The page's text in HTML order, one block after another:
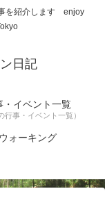
を紹介します enjoy
日記
・イベント一覧
行事・イベント一覧）
ウォーキング